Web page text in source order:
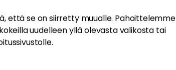
että se on siirretty muualle. Pahoittelemme
uudelleen yllä olevasta valikosta tai